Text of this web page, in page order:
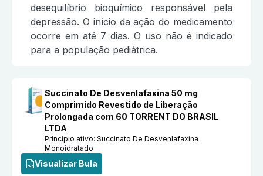
desequilíbrio bioquímico responsável pela
depressão. O início da ação do medicamento
ocorre em até 7 dias. O uso não é indicado
para a população pediátrica.
Succinato De Desvenlafaxina 50 mg
Comprimido Revestido de Liberação
Prolongada com 60 TORRENT DO BRASIL
LTDA
Princípio ativo:Succinato De Desvenlafaxina
Monoidratado
Visualizar Bula